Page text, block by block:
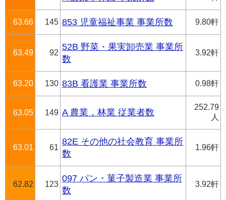
63.66 145 853 児童福祉事業 事業所数 9.80軒
63.49 92
52B 野菜・果実卸売業 事業所
数
3.92軒
63.20 130 83B 看護業 事業所数 0.98軒
63.05 149 A 農業，林業 従業者数
252.79
人
63.01 61
82E その他の社会教育 事業所
数
1.96軒
62.82 123
097 パン・菓子製造業 事業所
数
3.92軒